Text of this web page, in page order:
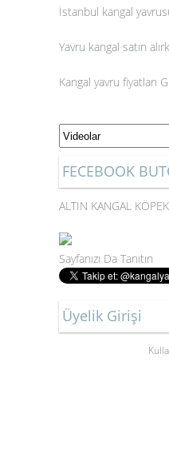
İstanbul kangal
Yavru kangal satın
Kangal yavru fiyatları
FECEBOOK
ALTIN KANGAL
Sayfanızı Da Tanıtın
Üyelik Girişi